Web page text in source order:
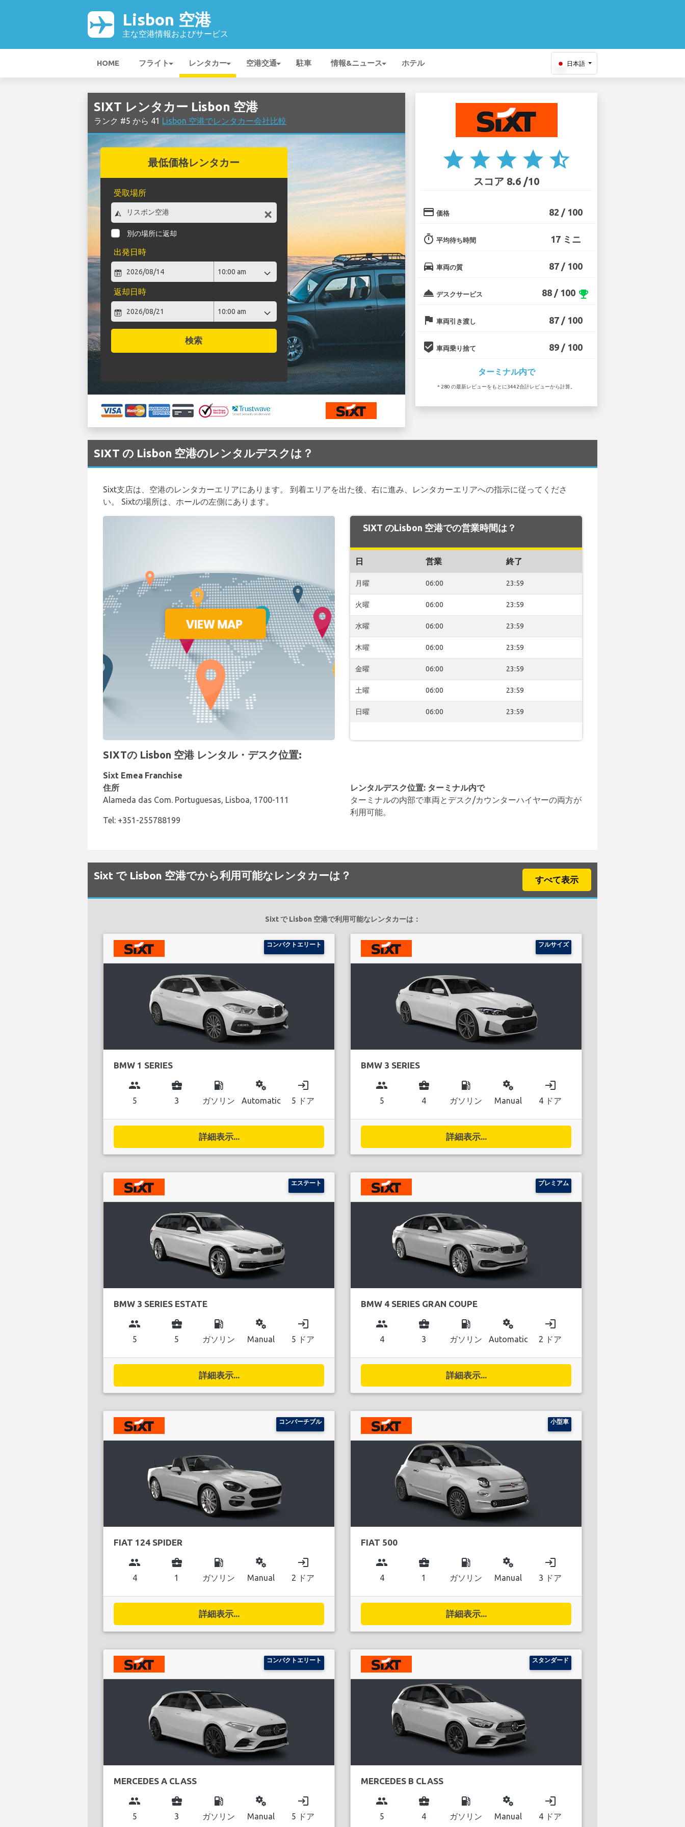
Lisbon 空港
主な空港情報およびサービス
HOME フライト レンタカー 空港交通 駐車 情報&ニュース ホテル 日本語
SIXT レンタカー Lisbon 空港
ランク #5 から 41 Lisbon 空港でレンタカー会社比較
最低価格レンタカー
受取場所
別の場所に返却
出発日時
返却日時
検索
star star star star star_half
スコア 8.6 /10
credit_card 価格 82 / 100
timer 平均待ち時間 17 ミニ
directions_car 車両の質 87 / 100
room_service デスクサービス 88 / 100 emoji_events
flag 車両引き渡し 87 / 100
beenhere 車両乗り捨て 89 / 100
ターミナル内で
* 280 の最新レビューをもとに3442合計レビューから計算。
SIXT の Lisbon 空港のレンタルデスクは？
Sixt支店は、空港のレンタカーエリアにあります。 到着エリアを出た後、右に進み、レンタカーエリアへの指示に従ってくださ
い。 Sixtの場所は、ホールの左側にあります。
SIXT のLisbon 空港での営業時間は？
日 営業 終了
月曜 06:00 23:59
火曜 06:00 23:59
水曜 06:00 23:59
木曜 06:00 23:59
金曜 06:00 23:59
土曜 06:00 23:59
日曜 06:00 23:59
SIXTの Lisbon 空港 レンタル・デスク位置:
Sixt Emea Franchise
住所
Alameda das Com. Portuguesas, Lisboa, 1700-111
Tel: +351-255788199
レンタルデスク位置: ターミナル内で
ターミナルの内部で車両とデスク/カウンターハイヤーの両方が
利用可能。
Sixt で Lisbon 空港でから利用可能なレンタカーは？ すべて表示
Sixt で Lisbon 空港で利用可能なレンタカーは：
コンパクトエリート
BMW 1 SERIES
group
5
business_center
3
local_gas_station
ガソリン
miscellaneous_services
Automatic
login
5 ドア
詳細表示...
フルサイズ
BMW 3 SERIES
group
5
business_center
4
local_gas_station
ガソリン
miscellaneous_services
Manual
login
4 ドア
詳細表示...
エステート
BMW 3 SERIES ESTATE
group
5
business_center
5
local_gas_station
ガソリン
miscellaneous_services
Manual
login
5 ドア
詳細表示...
プレミアム
BMW 4 SERIES GRAN COUPE
group
4
business_center
3
local_gas_station
ガソリン
miscellaneous_services
Automatic
login
2 ドア
詳細表示...
コンバーチブル
FIAT 124 SPIDER
group
4
business_center
1
local_gas_station
ガソリン
miscellaneous_services
Manual
login
2 ドア
詳細表示...
小型車
FIAT 500
group
4
business_center
1
local_gas_station
ガソリン
miscellaneous_services
Manual
login
3 ドア
詳細表示...
コンパクトエリート
MERCEDES A CLASS
group
5
business_center
3
local_gas_station
ガソリン
miscellaneous_services
Manual
login
5 ドア
スタンダード
MERCEDES B CLASS
group
5
business_center
4
local_gas_station
ガソリン
miscellaneous_services
Manual
login
4 ドア